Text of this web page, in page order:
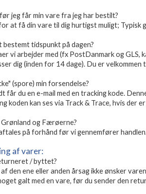
jeg får min vare fra jeg har bestilt?
at få din vare til dig hurtigst muligt; Typisk
bestemt tidspunkt på dagen?
vi arbejder med (fx PostDanmark og
dig (inden for 14 dage). Du er
(spore) min forsendelse?
får du en e-mail med en tracking kode.
koden kan ses via Track & Trace, hvis der
og Færøerne?
på forhånd før vi gennemfører
af varer:
/ byttet?
den ene eller anden årsag ikke ønsker
galt med en vare, før du sender den